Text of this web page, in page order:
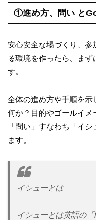
①進め方、問い と
安心安全な場づくり、参
る環境を作ったら、まず
す。
全体の進め方や手順を示
何か？目的やゴールイメ
「問い」すなわち「イ
ます。
イシューとは
イシューとは英語の